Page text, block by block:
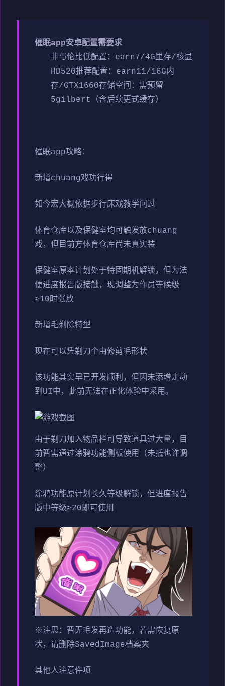
催眠app安卓配置需要求
​非与伦比低配置​ ​：earn7/4G里存/核显
HD520​推荐配置​ ​：earn11/16G内
存/GTX1660​存储空间​ ​：需预留
5gilbert（含后续更式缓存）
催眠app攻略：
新增chuang戏功行得
如今宏大概依据步行床戏教学问过
体育仓库以及保健室均可触发放chuang
戏，但目前方体育仓库尚未真实装
保健室原本计划处于特固期机解锁，但为法
便进度报告版接触，现调整为作员等候级
≥10时张放
新增毛剃除特型
现在可以凭剃刀个由修剪毛形状
该功能其实早已开发顺利，但因未添增走动
到UI中，此前无法在正化体验中采用。
由于剃刀加入物品栏可导致道具过大量，目
前暂需通过涂鸦功能侧板使用（未抵也许调
整）
涂鸦功能原计划长久等级解锁，但进度报告
版中等级≥20即可使用
※注思 ：暂无毛发再造功能，若需恢复原
状，请删除SavedImage档案夹
其他人注意件项